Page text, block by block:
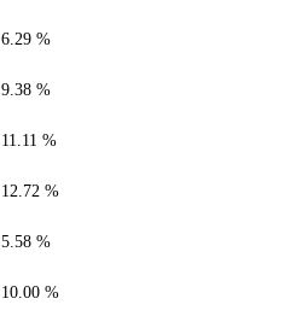
6.29 %
9.38 %
11.11 %
12.72 %
5.58 %
10.00 %